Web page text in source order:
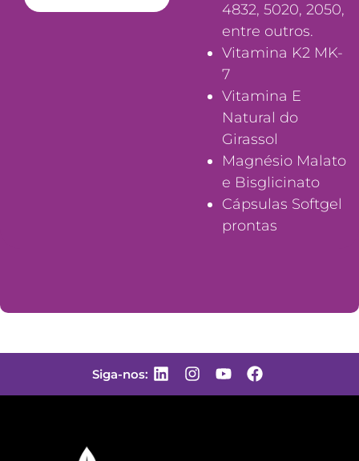
4832, 5020, 2050,
entre outros.
Vitamina K2 MK-
7
Vitamina E
Natural do
Girassol
Magnésio Malato
e Bisglicinato
Cápsulas Softgel
prontas
Siga-nos: